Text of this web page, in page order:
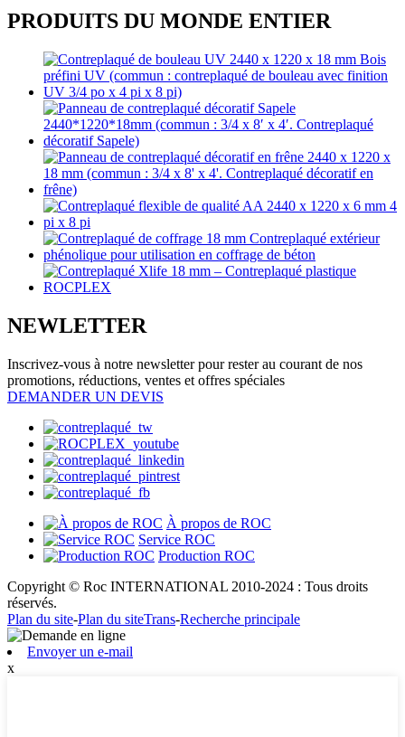
PRODUITS DU MONDE ENTIER
NEWLETTER
Inscrivez-vous à notre newsletter pour rester au courant de nos
promotions, réductions, ventes et offres spéciales
DEMANDER UN DEVIS
À propos de ROC
Service ROC
Production ROC
Copyright © Roc INTERNATIONAL 2010-2024 : Tous droits
réservés.
Plan du site-Plan du siteTrans-Recherche principale
Envoyer un e-mail
x